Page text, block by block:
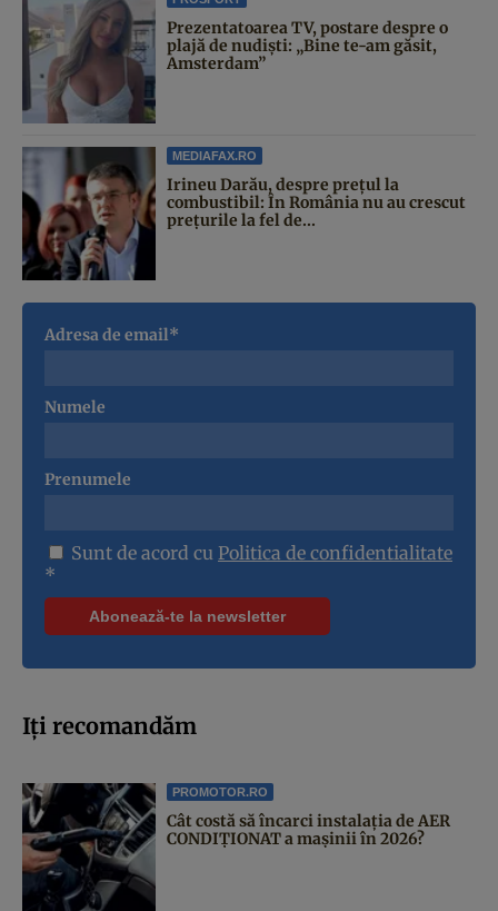
Prezentatoarea TV, postare despre o
plajă de nudiști: „Bine te-am găsit,
Amsterdam”
MEDIAFAX.RO
Irineu Darău, despre prețul la
combustibil: În România nu au crescut
prețurile la fel de...
Adresa de email*
Numele
Prenumele
Sunt de acord cu Politica de confidentialitate
*
Iți recomandăm
PROMOTOR.RO
Cât costă să încarci instalația de AER
CONDIȚIONAT a mașinii în 2026?